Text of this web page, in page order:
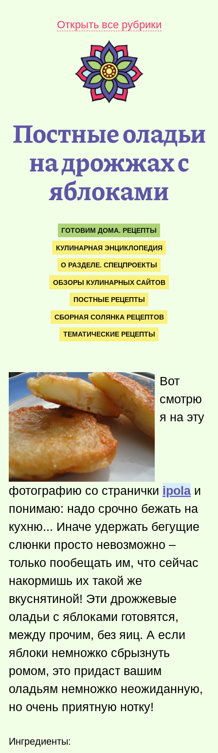
Открыть все рубрики
Постные оладьи
на дрожжах с
яблоками
ГОТОВИМ ДОМА. РЕЦЕПТЫ
КУЛИНАРНАЯ ЭНЦИКЛОПЕДИЯ
О РАЗДЕЛЕ. СПЕЦПРОЕКТЫ
ОБЗОРЫ КУЛИНАРНЫХ САЙТОВ
ПОСТНЫЕ РЕЦЕПТЫ
СБОРНАЯ СОЛЯНКА РЕЦЕПТОВ
ТЕМАТИЧЕСКИЕ РЕЦЕПТЫ
Вот
смотрю
я на эту
фотографию со странички ipola и
понимаю: надо срочно бежать на
кухню... Иначе удержать бегущие
слюнки просто невозможно –
только пообещать им, что сейчас
накормишь их такой же
вкуснятиной! Эти дрожжевые
оладьи с яблоками готовятся,
между прочим, без яиц. А если
яблоки немножко сбрызнуть
ромом, это придаст вашим
оладьям немножко неожиданную,
но очень приятную нотку!
Ингредиенты: